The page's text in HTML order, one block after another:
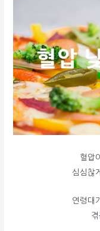
혈압
심심찮
연령대